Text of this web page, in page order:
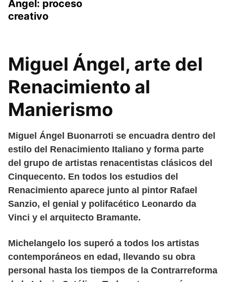
Ángel: proceso
creativo
Miguel Ángel, arte del
Renacimiento al
Manierismo
Miguel Ángel Buonarroti se encuadra dentro del
estilo del Renacimiento Italiano y forma parte
del grupo de artistas renacentistas clásicos del
Cinquecento. En todos los estudios del
Renacimiento aparece junto al pintor Rafael
Sanzio, el genial y polifacético Leonardo da
Vinci y el arquitecto Bramante.
Michelangelo los superó a todos los artistas
contemporáneos en edad, llevando su obra
personal hasta los tiempos de la Contrarreforma